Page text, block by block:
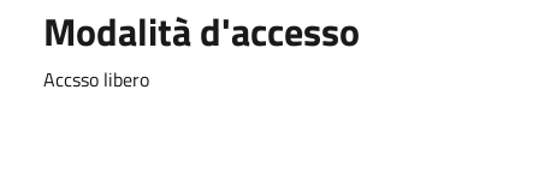
Modalità d'accesso
Accsso libero